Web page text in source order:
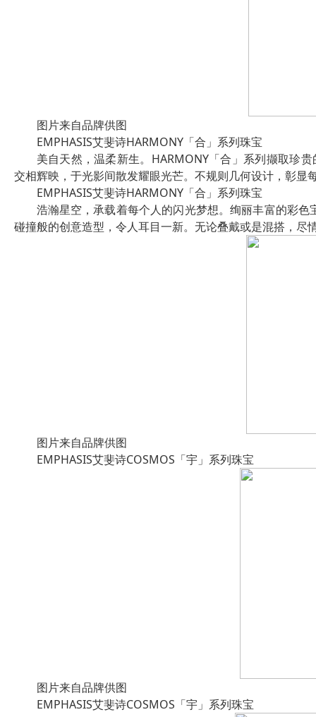
图片来自品牌供图
EMPHASIS艾斐诗HARMONY「合」系列珠宝
美自天然，温柔新生。HARMONY「合」系列撷取珍
交相辉映，于光影间散发耀眼光芒。不规则几何设计，彰显
EMPHASIS艾斐诗HARMONY「合」系列珠宝
浩瀚星空，承载着每个人的闪光梦想。绚丽丰富的彩
碰撞般的创意造型，令人耳目一新。无论叠戴或是混搭，
图片来自品牌供图
EMPHASIS艾斐诗COSMOS「宇」系列珠宝
图片来自品牌供图
EMPHASIS艾斐诗COSMOS「宇」系列珠宝